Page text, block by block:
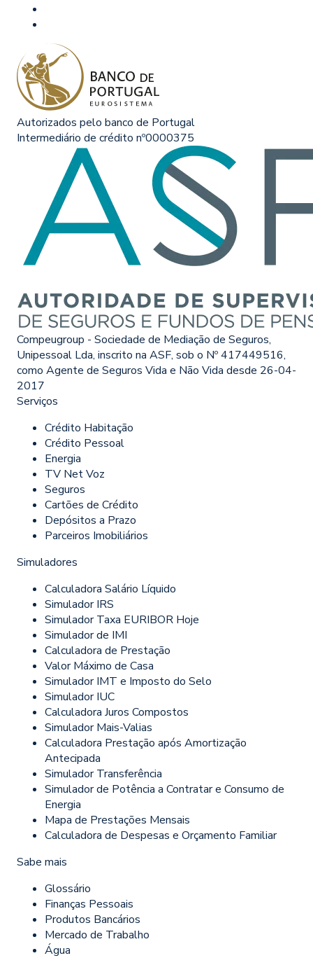
Autorizados pelo banco de Portugal
Intermediário de crédito nº0000375
Compeugroup - Sociedade de Mediação de Seguros,
Unipessoal Lda, inscrito na ASF, sob o Nº 417449516,
como Agente de Seguros Vida e Não Vida desde 26-04-
2017
Serviços
Crédito Habitação
Crédito Pessoal
Energia
TV Net Voz
Seguros
Cartões de Crédito
Depósitos a Prazo
Parceiros Imobiliários
Simuladores
Calculadora Salário Líquido
Simulador IRS
Simulador Taxa EURIBOR Hoje
Simulador de IMI
Calculadora de Prestação
Valor Máximo de Casa
Simulador IMT e Imposto do Selo
Simulador IUC
Calculadora Juros Compostos
Simulador Mais-Valias
Calculadora Prestação após Amortização
Antecipada
Simulador Transferência
Simulador de Potência a Contratar e Consumo de
Energia
Mapa de Prestações Mensais
Calculadora de Despesas e Orçamento Familiar
Sabe mais
Glossário
Finanças Pessoais
Produtos Bancários
Mercado de Trabalho
Água